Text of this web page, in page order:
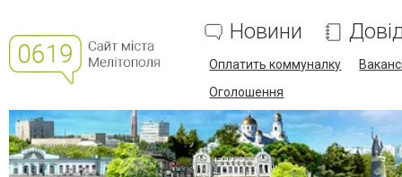
Новини
Оплатить коммуналку
Оголошення